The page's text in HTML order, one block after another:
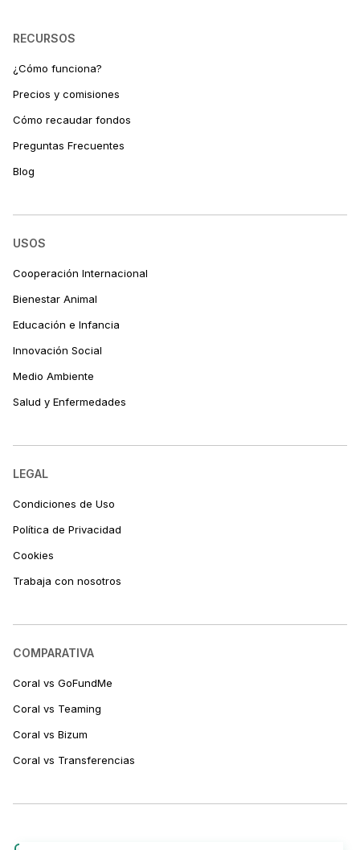
RECURSOS
¿Cómo funciona?
Precios y comisiones
Cómo recaudar fondos
Preguntas Frecuentes
Blog
USOS
Cooperación Internacional
Bienestar Animal
Educación e Infancia
Innovación Social
Medio Ambiente
Salud y Enfermedades
LEGAL
Condiciones de Uso
Política de Privacidad
Cookies
Trabaja con nosotros
COMPARATIVA
Coral vs GoFundMe
Coral vs Teaming
Coral vs Bizum
Coral vs Transferencias